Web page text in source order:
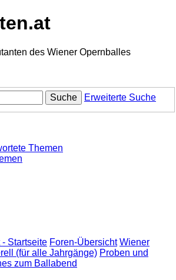
des Wiener Opernballes
Suche Erweiterte Suche
Themen
- Startseite Foren-Übersicht Wiener
(für alle Jahrgänge) Proben und
zum Ballabend